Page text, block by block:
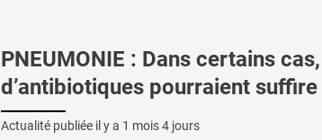
PNEUMONIE : Dans certains
d’antibiotiques pourraient suffire
Actualité publiée il y a 1 mois 4 jours